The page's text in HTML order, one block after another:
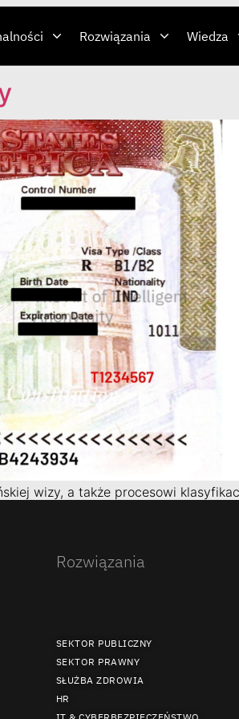
Rozwiązania Wiedza
wizy, a także procesowi
Rozwiązania
SEKTOR PUBLICZNY
SEKTOR PRAWNY
SŁUŻBA ZDROWIA
HR